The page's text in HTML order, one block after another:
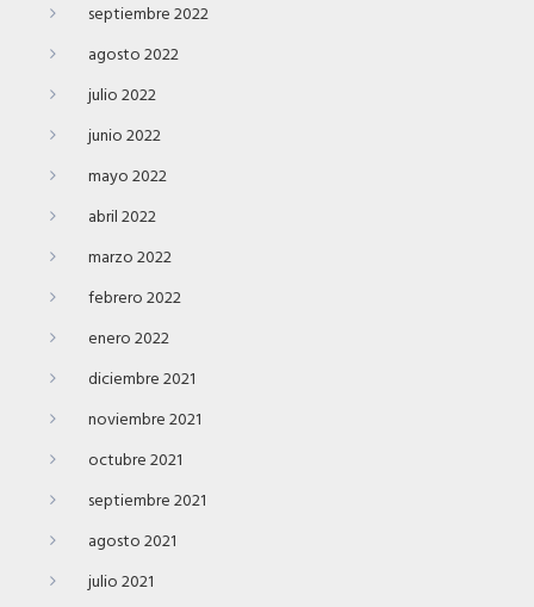
septiembre 2022
agosto 2022
julio 2022
junio 2022
mayo 2022
abril 2022
marzo 2022
febrero 2022
enero 2022
diciembre 2021
noviembre 2021
octubre 2021
septiembre 2021
agosto 2021
julio 2021